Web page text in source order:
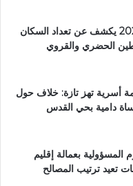
تازة: إحصاء عام 2024 يكشف عن تعداد السكان
الحضري والقروي
أسرية تهز تازة: خلاف حول
دامية بحي القدس
المسؤولية بعمالة إقليم
تعيد ترتيب المصالح